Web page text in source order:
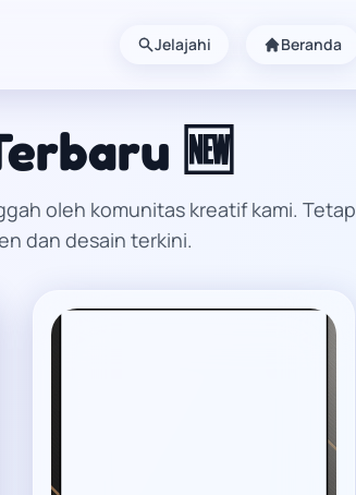
Jelajahi Beranda
🆕
oleh komunitas kreatif kami. Tetap
dan desain terkini.